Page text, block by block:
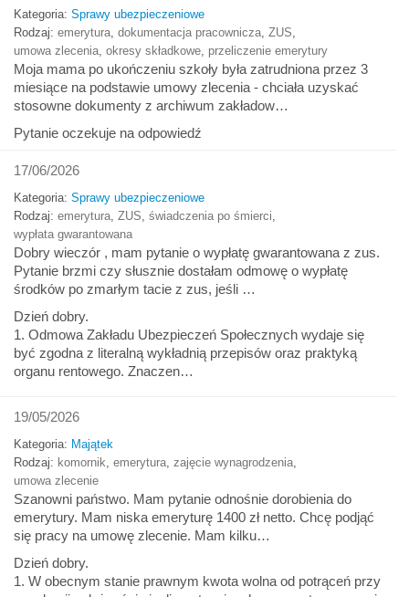
Kategoria: Sprawy ubezpieczeniowe
Rodzaj: emerytura dokumentacja pracownicza ZUS
umowa zlecenia okresy składkowe przeliczenie emerytury
Moja mama po ukończeniu szkoły była zatrudniona przez 3
miesiące na podstawie umowy zlecenia - chciała uzyskać
stosowne dokumenty z archiwum zakładow…
Pytanie oczekuje na odpowiedź
17/06/2026
Kategoria: Sprawy ubezpieczeniowe
Rodzaj: emerytura ZUS świadczenia po śmierci
wypłata gwarantowana
Dobry wieczór , mam pytanie o wypłatę gwarantowana z zus.
Pytanie brzmi czy słusznie dostałam odmowę o wypłatę
środków po zmarłym tacie z zus, jeśli …
Dzień dobry.
1. Odmowa Zakładu Ubezpieczeń Społecznych wydaje się
być zgodna z literalną wykładnią przepisów oraz praktyką
organu rentowego. Znaczen…
19/05/2026
Kategoria: Majątek
Rodzaj: komornik emerytura zajęcie wynagrodzenia
umowa zlecenie
Szanowni państwo. Mam pytanie odnośnie dorobienia do
emerytury. Mam niska emeryturę 1400 zł netto. Chcę podjąć
się pracy na umowę zlecenie. Mam kilku…
Dzień dobry.
1. W obecnym stanie prawnym kwota wolna od potrąceń przy